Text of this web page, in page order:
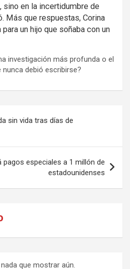
sino en la incertidumbre de
Más que respuestas, Corina
un hijo que soñaba con un
investigación más profunda o el
debió escribirse?
sin vida tras días de
pagos especiales a 1 millón de
estadounidenses
que mostrar aún.